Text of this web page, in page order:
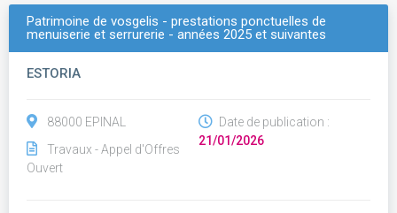
Patrimoine de vosgelis - prestations ponctuelles de
menuiserie et serrurerie - années 2025 et suivantes
ESTORIA
88000 EPINAL
Travaux - Appel d'Offres
Ouvert
Date de publication :
21/01/2026